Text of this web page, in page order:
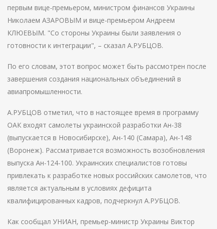
первым вице-премьером, министром финансов Украины
Николаем АЗАРОВЫМ и вице-премьером Андреем
КЛЮЕВЫМ. "Со стороны Украины были заявления о
готовности к интеграции", – сказал А.РУБЦОВ.
По его словам, этот вопрос может быть рассмотрен после
завершения создания национальных объединений в
авиапромышленности.
А.РУБЦОВ отметил, что в настоящее время в программу
ОАК входят самолеты украинской разработки Ан-38
(выпускается в Новосибирске), Ан-140 (Самара), Ан-148
(Воронеж). Рассматривается возможность возобновления
выпуска Ан-124-100. Украинских специалистов готовы
привлекать к разработке новых российских самолетов, что
является актуальным в условиях дефицита
квалифицированных кадров, подчеркнул А.РУБЦОВ.
Как сообщал УНИАН, премьер-министр Украины Виктор